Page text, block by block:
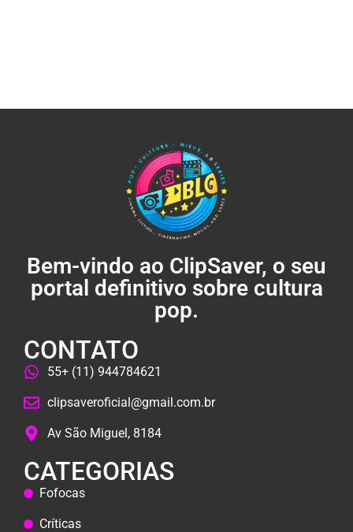
Bem-vindo ao ClipSaver, o seu
portal definitivo sobre cultura
pop.
CONTATO
55+ (11) 944784621
clipsaveroficial@gmail.com.br
Av São Miguel, 8184
CATEGORIAS
Fofocas
Críticas